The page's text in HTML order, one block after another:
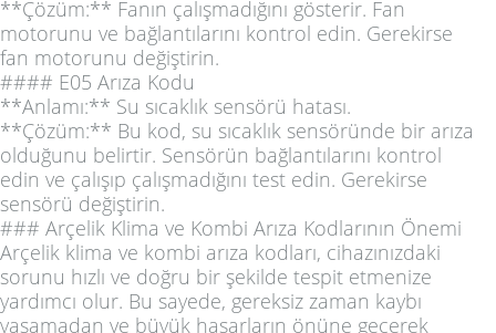
**Çözüm:** Fanın çalışmadığını gösterir. Fan
motorunu ve bağlantılarını kontrol edin. Gerekirse
fan motorunu değiştirin.
#### E05 Arıza Kodu
**Anlamı:** Su sıcaklık sensörü hatası.
**Çözüm:** Bu kod, su sıcaklık sensöründe bir arıza
olduğunu belirtir. Sensörün bağlantılarını kontrol
edin ve çalışıp çalışmadığını test edin. Gerekirse
sensörü değiştirin.
### Arçelik Klima ve Kombi Arıza Kodlarının Önemi
Arçelik klima ve kombi arıza kodları, cihazınızdaki
sorunu hızlı ve doğru bir şekilde tespit etmenize
yardımcı olur. Bu sayede, gereksiz zaman kaybı
yaşamadan ve büyük hasarların önüne geçerek